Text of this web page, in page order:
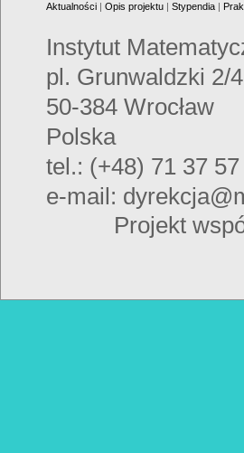
Aktualności Opis projektu Stypendia
Instytut
pl. Grunwaldzki 2/4
50-384 Wrocław
Polska
tel.: (+48) 71 37 57
e-mail:
Projekt